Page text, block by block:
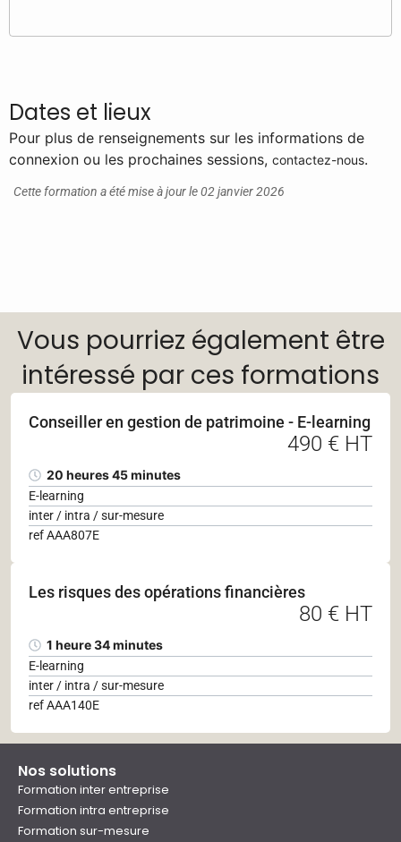
Dates et lieux
Pour plus de renseignements sur les informations de
connexion ou les prochaines sessions, contactez-nous.
Cette formation a été mise à jour le 02 janvier 2026
Vous pourriez également être
intéressé par ces formations
Conseiller en gestion de patrimoine - E-learning
490 € HT
20 heures 45 minutes
E-learning
inter / intra / sur-mesure
ref AAA807E
Les risques des opérations financières
80 € HT
1 heure 34 minutes
E-learning
inter / intra / sur-mesure
ref AAA140E
Nos solutions
Formation inter entreprise
Formation intra entreprise
Formation sur-mesure